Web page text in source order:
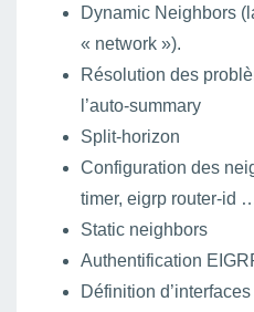
Dynamic Neighbors
« network »).
Résolution des
l’auto-summary
Split-horizon
Configuration des
timer, eigrp router-id
Static neighbors
Authentification
Définition